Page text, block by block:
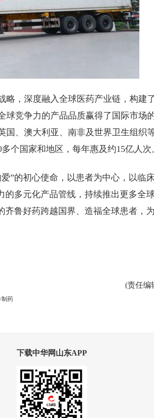
略，深度融入全球医药产业链，构建
球竞争力的产品品质赢得了国际市场
、澳大利亚、南非及世界卫生组织
个国家和地区，每年惠及约15亿人次
”的初心使命，以患者为中心，以临
的多元化产品管线，持续推出更多全
齐鲁好药跨越国界、造福全球患者，
(责任编
制药
下载中华网山东APP